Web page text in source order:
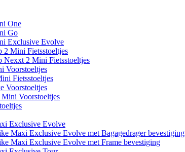
One
Go
Exclusive Evolve
2 Mini Fietsstoeltjes
Nexxt 2 Mini Fietsstoeltjes
Voorstoeltjes
Fietsstoeltjes
Voorstoeltjes
Voorstoeltjes
Exclusive Evolve
Maxi Exclusive Evolve met Bagagedrager bevestiging
Maxi Exclusive Evolve met Frame bevestiging